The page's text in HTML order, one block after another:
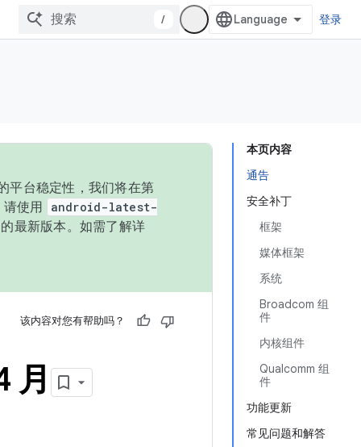
/ 登录
本页内容
通告
安全补丁
框架
媒体框架
系统
Broadcom 组
件
内核组件
Qualcomm 组
件
功能更新
常见问题和解答
平台稳定性，我们将在第
使用
android-latest-
最新版本。如需了解详
该内容对您有帮助吗？
月